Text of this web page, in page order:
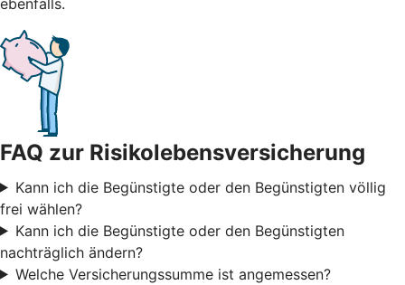
FAQ zur Risikolebensversicherung
Kann ich die Begünstigte oder den Begünstigten völlig
frei wählen?
Kann ich die Begünstigte oder den Begünstigten
nachträglich ändern?
Welche Versicherungssumme ist angemessen?